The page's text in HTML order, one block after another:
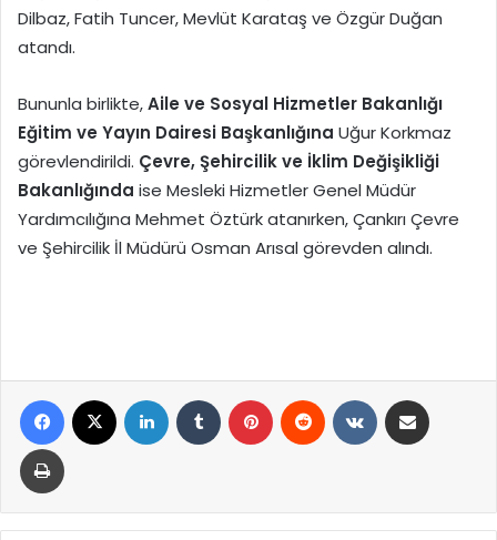
Dilbaz, Fatih Tuncer, Mevlüt Karataş ve Özgür Duğan
atandı.
Bununla birlikte,Aile ve Sosyal Hizmetler Bakanlığı
Eğitim ve Yayın Dairesi Başkanlığına Uğur Korkmaz
görevlendirildi. Çevre, Şehircilik ve İklim Değişikliği
Bakanlığında ise Mesleki Hizmetler Genel Müdür
Yardımcılığına Mehmet Öztürk atanırken, Çankırı Çevre
ve Şehircilik İl Müdürü Osman Arısal görevden alındı.
Facebook LinkedIn Tumblr Pinterest Reddit VKontakte
Yazdır